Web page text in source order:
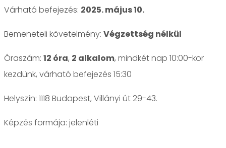
Várható befejezés: 2025. május 10.
Bemeneteli követelmény: Végzettség nélkül
Óraszám: 12 óra, 2 alkalom, mindkét nap 10:00-kor
kezdünk, várható befejezés 15:30
Helyszín: 1118 Budapest, Villányi út 29-43.
jelenléti